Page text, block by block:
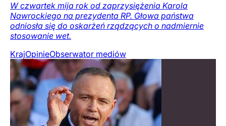
W czwartek mija rok od zaprzysiężenia Karola
Nawrockiego na prezydenta RP. Głowa państwa
odniosła się do oskarżeń rządzących o nadmiernie
stosowanie wet.
KrajOpinieObserwator mediów